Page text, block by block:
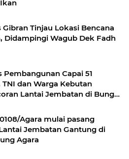
Gibran Tinjau Lokasi Bencana
Didampingi Wagub Dek Fadh
Pembangunan Capai 51
TNI dan Warga Kebutan
Lantai Jembatan di Bunga
Agara mulai pasang
Jembatan Gantung di
Agara